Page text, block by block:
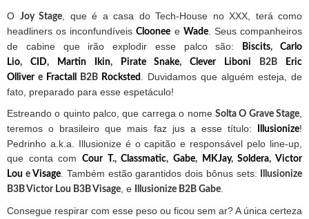
O Joy Stage , que é a casa do Tech-House no XXX, terá como
headliners os inconfundíveisCloonee e Wade. Seus companheiros
de cabine que irão explodir esse palco são:
Biscits,Carlo
Lio, CID, Martin Ikin, Pirate Snake,Clever Liboni B2B
Eric
Ollivere Fractall B2B Rocksted
. Duvidamos que alguém esteja, de
fato, preparado para esse espetáculo!
Estreando o quinto palco, que carrega o nome Solta O Grave Stage
teremos o brasileiro que mais faz jus a esse título:
Illusionize!
Pedrinho a.k.a. Illusionize é o capitão e responsável pelo line-up,
que conta com Cour T.,Classmatic,Gabe, MKJay,Soldera,Victor
Lou e Visage. Também estão garantidos dois bônus sets: Illusionize
B3B Victor Lou B3B Visage , e Illusionize B2B Gabe
Consegue respirar com esse peso ou ficou sem ar? A única certeza